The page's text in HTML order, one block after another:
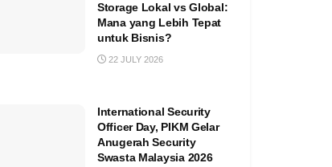
Storage Lokal vs Global:
Mana yang Lebih Tepat
untuk Bisnis?
22 JULY 2026
International Security
Officer Day, PIKM Gelar
Anugerah Security
Swasta Malaysia 2026